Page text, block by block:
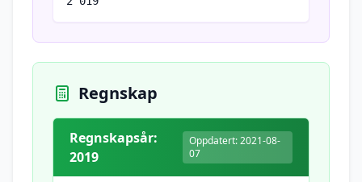
Regnskap
Regnskapsår:
2019
Oppdatert: 2021-08-
07